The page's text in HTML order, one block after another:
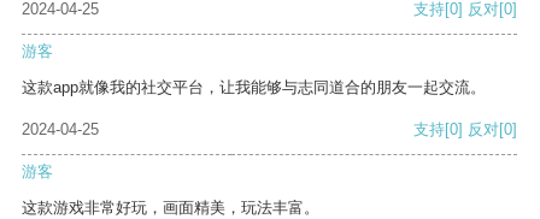
2024-04-25
支持[0] 反对[0]
游客
这款app就像我的社交平台，让我能够与志同道合的朋友一起交流。
2024-04-25 支持[0] 反对[0]
游客
这款游戏非常好玩，画面精美，玩法丰富。